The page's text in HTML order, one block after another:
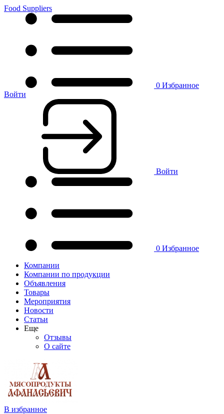
Food Suppliers
0 Избранное
Войти
Войти
0 Избранное
Компании
Компании по продукции
Объявления
Товары
Мероприятия
Новости
Статьи
Еще
Отзывы
О сайте
В избранное